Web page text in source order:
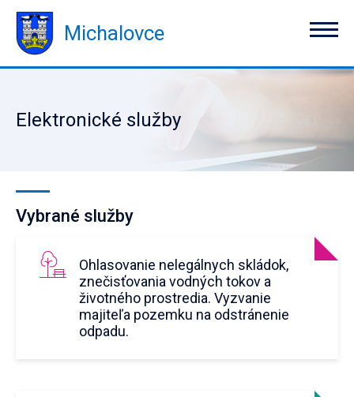
Michalovce
Elektronické služby
Vybrané služby
Ohlasovanie nelegálnych skládok,
znečisťovania vodných tokov a
životného prostredia. Vyzvanie
majiteľa pozemku na odstránenie
odpadu.